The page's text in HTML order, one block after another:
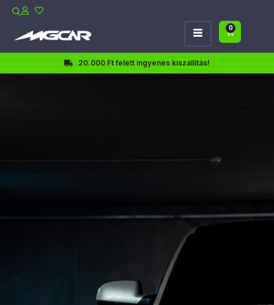
0
20.000 Ft felett ingyenes kiszállítás!